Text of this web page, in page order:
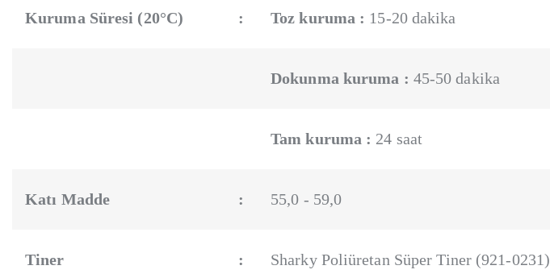
Kuruma Süresi (20°C) : Toz kuruma : 15-20 dakika
Dokunma kuruma : 45-50 dakika
Tam kuruma : 24 saat
Katı Madde : 55,0 - 59,0
Tiner : Sharky Poliüretan Süper Tiner (921-0231)